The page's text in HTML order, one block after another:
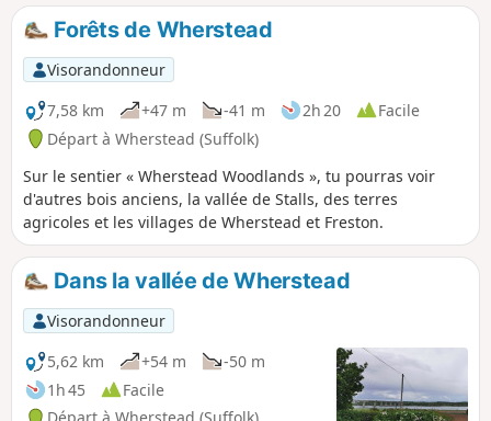
Forêts de Wherstead
Visorandonneur
7,58 km
+47 m -41 m 2h 20
Facile
Départ à Wherstead (Suffolk)
Sur le sentier « Wherstead Woodlands », tu pourras voir
d'autres bois anciens, la vallée de Stalls, des terres
agricoles et les villages de Wherstead et Freston.
Dans la vallée de Wherstead
Visorandonneur
5,62 km
+54 m
-50 m
1h 45
Facile